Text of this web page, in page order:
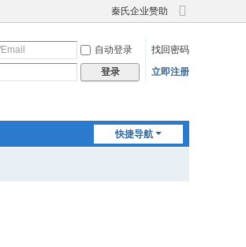
秦氏企业赞助
切
到
宽
自动登录
找回密码
登录 立即注册
快捷导航